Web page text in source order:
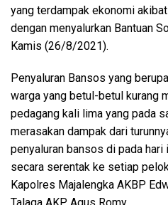
yang terdampak ekonomi
dengan menyalurkan Bantuan
Kamis (26/8/2021).
Penyaluran Bansos yang
warga yang betul-betul kurang
pedagang kali lima yang pada
merasakan dampak dari
penyaluran bansos di pada hari
secara serentak ke setiap
Kapolres Majalengka AKBP